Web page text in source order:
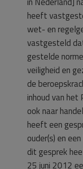
heeft
wet- en
vastgesteld
gestelde
veiligheid en
de
inhoud van het
ook naar
heeft een
ouder(s) en
dit gesprek
25 juni 2012